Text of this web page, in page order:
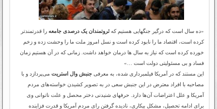
«ده سال است که درگیر جنگهایی هستیم کهثروتمندان یک درصدی جامعه را قدرتمندتر
کرده است، اقتصاد ما را نابود کرده است و نسل امروز ملت ما را وحشت زده و زخم
خورده کرده است که نیاز به سال ها درمان خواهد داشت. زمانی که در آن هستیم زمان
فساد و بی مسئولیتی دولت است …»
این مستند که در آمریکا فیلمبرداری شده، به معرفیجنبش وال استریت می‌پردازد و با
مصاحبه با افراد معترض در این جنبش سعی در به تصویر کشیدن خواسته‌های مردم
آمریکا و علل اعتراضات آن‌ها دارد. حرفهای شنیدنی دختر محصل و علت ناتوانی وی
برای ادامه تحصیل، مشکل بیکاری، نادیده گرفتن رای مردم آمریکا و قدرت فزاینده